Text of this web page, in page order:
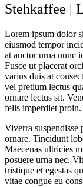
Stehkaffee |
Lorem ipsum dolor
eiusmod tempor
at auctor urna nunc
Fusce ut placerat
varius duis at
vel pretium lectus
ornare lectus sit.
felis imperdiet proin.
Viverra suspendisse
ornare. Tincidunt
Maecenas ultricies
posuere urna nec.
tristique et egestas
vitae congue eu